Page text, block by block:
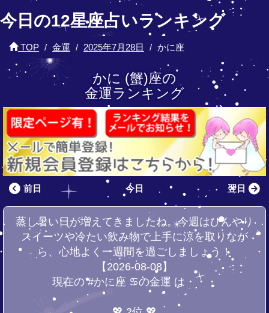
今日の12星座占いランキング
TOP 金運 2025年7月28日 かに座
かに (蟹)座の
金運ランキング
前日 今日 翌日
蒸し暑い日が増えてきましたね。今週はひんやり
スイーツや冷たい飲み物で上手に涼を取りなが
ら、心地よく一週間を過ごしましょう！
【2026-08-08】
現在の #かに座 ♋の金運 は・・・